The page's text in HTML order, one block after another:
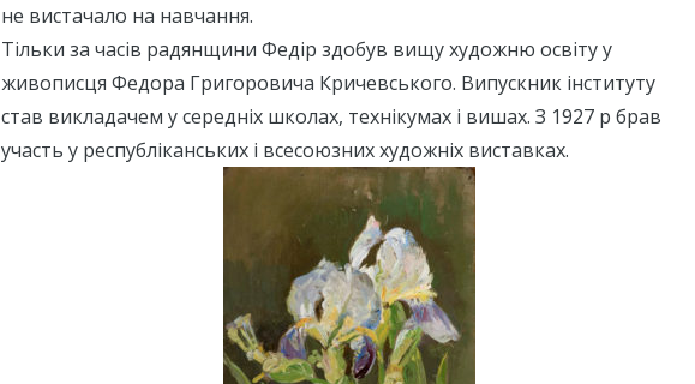
не вистачало на навчання.
Тільки за часів радянщини Федір здобув вищу художню освіту у
живописця Федора Григоровича Кричевського. Випускник інституту
став викладачем у середніх школах, технікумах і вишах. З 1927 р брав
участь у республіканських і всесоюзних художніх виставках.